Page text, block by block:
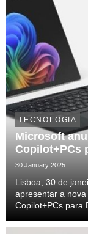
TECNOLOGIA
Microsoft
Copilot+PCs
30 January 2025
Lisboa, 30 de
apresentar a
Copilot+PCs para
equipados com